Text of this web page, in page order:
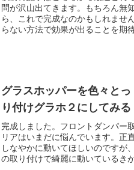
問が沢山出てきます。もちろん無
ら、これで完成なのかもしれませ
らない方法で効果が出ることを期
グラスホッパーを色々と
り付けグラホ２にしてみ
完成しました。フロントダンパー
リアはいまだに悩んでいます。正
しなやかに動いてほしいのですが
の取り付けで綺麗に動いているき